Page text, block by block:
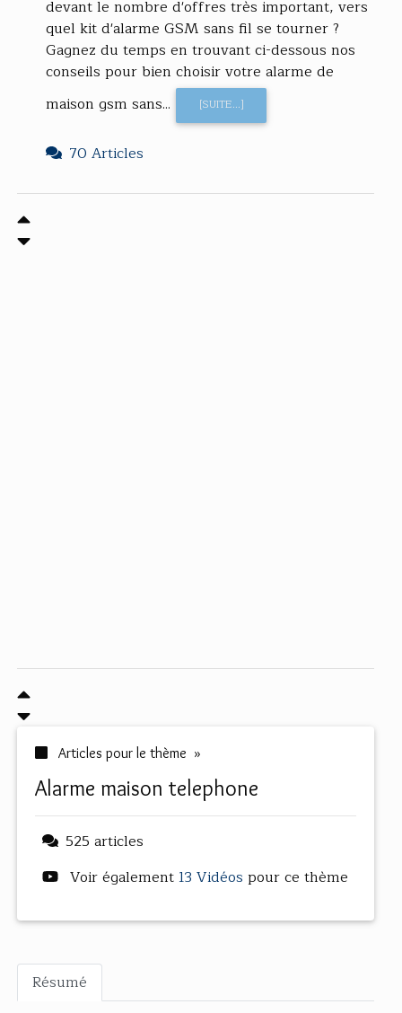
devant le nombre d'offres très important, vers
quel kit d'alarme GSM sans fil se tourner ?
Gagnez du temps en trouvant ci-dessous nos
conseils pour bien choisir votre alarme de
maison gsm sans...
[SUITE...]
70 Articles
Articles pour le thème »
alarme maison telephone
525 articles
Voir également 13 Vidéos pour ce thème
Résumé